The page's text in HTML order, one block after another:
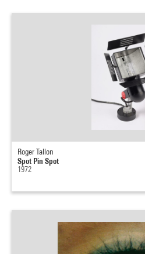
Roger Tallon
Spot Pin Spot
1972